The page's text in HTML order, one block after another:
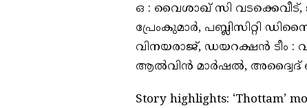
ഒ : വൈശാഖ് സി വടക്കെവീട്,
പ്രേംകുമാർ, പബ്ലിസിറ്റി
വിനയരാജ്, ഡയറക്ഷൻ ടീം :
ആൽവിൻ മാർഷൽ, അദ്വൈദ്
Story highlights: ‘Thottam’